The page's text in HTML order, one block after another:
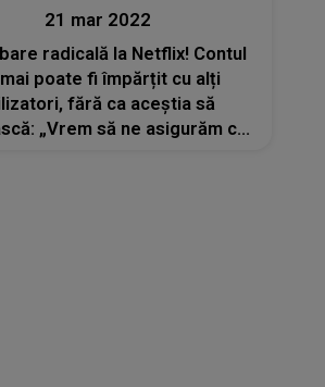
21 mar 2022
radicală la Netflix! Contul
poate fi împărțit cu alți
fără ca aceștia să
„Vrem să ne asigurăm că